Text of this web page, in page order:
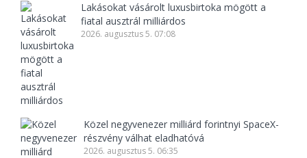
Lakásokat vásárolt luxusbirtoka mögött a
fiatal ausztrál milliárdos
2026. augusztus 5. 07:08
Közel negyvenezer milliárd forintnyi SpaceX-
részvény válhat eladhatóvá
2026. augusztus 5. 06:35